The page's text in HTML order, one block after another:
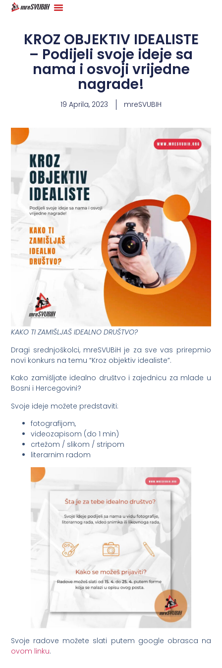
KROZ OBJEKTIV IDEALISTE
– Podijeli svoje ideje sa
nama i osvoji vrijedne
nagrade!
19 Aprila, 2023 mreSVUBIH
KAKO TI ZAMIŠLJAŠ IDEALNO DRUŠTVO?
Dragi srednjoškolci, mreSVUBiH je za sve vas prirepmio
novi konkurs na temu “Kroz objektiv idealiste”.
Kako zamišljate idealno društvo i zajednicu za mlade u
Bosni i Hercegovini?
Svoje ideje možete predstaviti:
fotografijom,
videozapisom (do 1 min)
crtežom / slikom / stripom
literarnim radom
Svoje radove možete slati putem google obrasca na
ovom linku.